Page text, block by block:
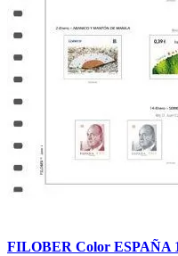
FILOBER Color ESPAÑA